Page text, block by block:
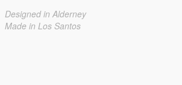
Designed in Alderney
Made in Los Santos